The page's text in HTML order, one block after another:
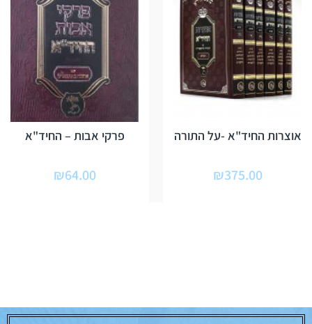
אוצרות החיד"א -על התורה
₪375.00
פרקי אבות – החיד"א
₪64.00